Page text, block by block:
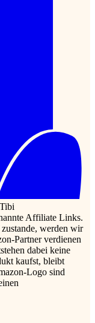
Affiliate Links.
werden wir
Partner verdienen
dabei keine
kaufst, bleibt
Logo sind